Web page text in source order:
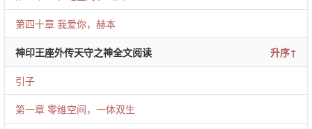
第四十章 我爱你，赫本
神印王座外传天守之神全文阅读 升序↑
引子
第一章 零维空间，一体双生